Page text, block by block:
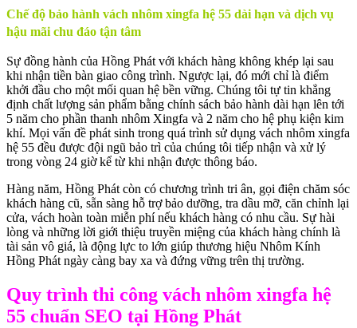
Chế độ bảo hành vách nhôm xingfa hệ 55 dài hạn và dịch vụ
hậu mãi chu đáo tận tâm
Sự đồng hành của Hồng Phát với khách hàng không khép lại sau
khi nhận tiền bàn giao công trình. Ngược lại, đó mới chỉ là điểm
khởi đầu cho một mối quan hệ bền vững. Chúng tôi tự tin khẳng
định chất lượng sản phẩm bằng chính sách bảo hành dài hạn lên tới
5 năm cho phần thanh nhôm Xingfa và 2 năm cho hệ phụ kiện kim
khí. Mọi vấn đề phát sinh trong quá trình sử dụng vách nhôm xingfa
hệ 55 đều được đội ngũ bảo trì của chúng tôi tiếp nhận và xử lý
trong vòng 24 giờ kể từ khi nhận được thông báo.
Hàng năm, Hồng Phát còn có chương trình tri ân, gọi điện chăm sóc
khách hàng cũ, sẵn sàng hỗ trợ bảo dưỡng, tra dầu mỡ, căn chỉnh lại
cửa, vách hoàn toàn miễn phí nếu khách hàng có nhu cầu. Sự hài
lòng và những lời giới thiệu truyền miệng của khách hàng chính là
tài sản vô giá, là động lực to lớn giúp thương hiệu Nhôm Kính
Hồng Phát ngày càng bay xa và đứng vững trên thị trường.
Quy trình thi công vách nhôm xingfa hệ
55 chuẩn SEO tại Hồng Phát